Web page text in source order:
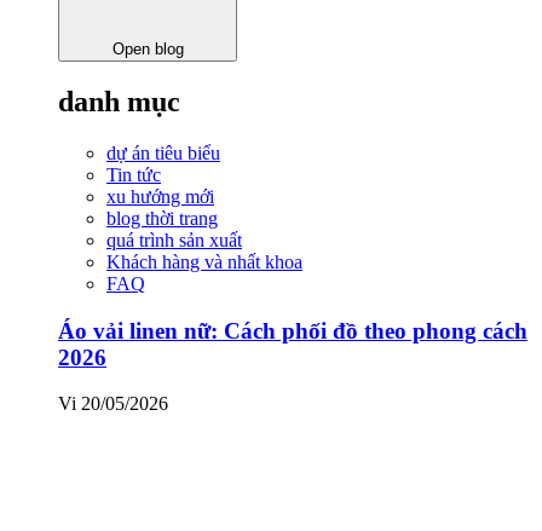
Open blog
danh mục
dự án tiêu biểu
Tin tức
xu hướng mới
blog thời trang
quá trình sản xuất
Khách hàng và nhất khoa
FAQ
Áo vải linen nữ: Cách phối đồ theo phong cách
2026
Vi 20/05/2026